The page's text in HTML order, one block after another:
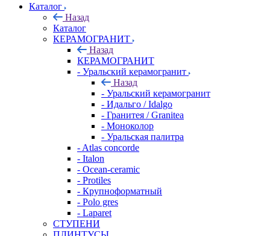
Каталог
Назад
Каталог
КЕРАМОГРАНИТ
Назад
КЕРАМОГРАНИТ
- Уральский керамогранит
Назад
- Уральский керамогранит
- Идальго / Idalgo
- Гранитея / Granitea
- Моноколор
- Уральская палитра
- Atlas concorde
- Italon
- Ocean-ceramic
- Protiles
- Крупноформатный
- Polo gres
- Laparet
СТУПЕНИ